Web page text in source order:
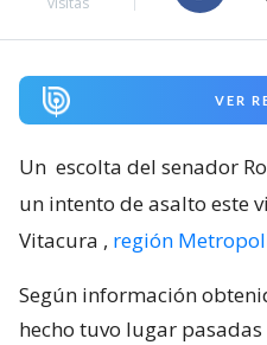
VER
Un escolta del senador
un intento de asalto este
Vitacura , región
Según información
hecho tuvo lugar